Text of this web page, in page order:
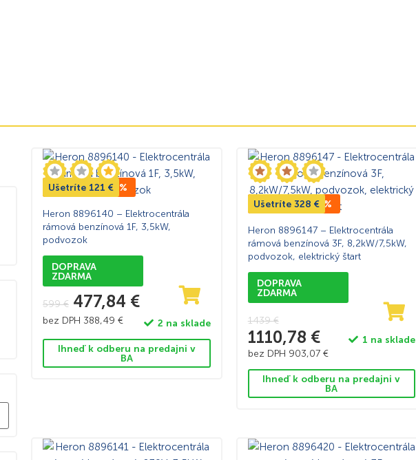
TOP CENA -20%
Ušetríte 121 €
Heron 8896140 – Elektrocentrála
rámová benzínová 1F, 3,5kW,
podvozok
DOPRAVA
ZDARMA
599€ 477,84 €
bez DPH 388,49 € 2 na sklade
Ihneď k odberu na predajni v
BA
TOP CENA -23%
Ušetríte 328 €
Heron 8896147 – Elektrocentrála
rámová benzínová 3F, 8,2kW/7,5kW,
podvozok, elektrický štart
DOPRAVA
ZDARMA
1439€
1110,78 €
bez DPH 903,07 €
1 na sklade
Ihneď k odberu na predajni v
BA